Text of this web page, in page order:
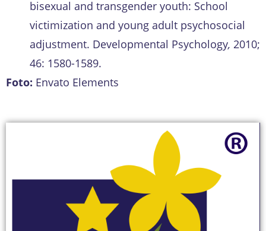
bisexual and transgender youth: School
victimization and young adult psychosocial
adjustment. Developmental Psychology, 2010;
46: 1580-1589.
Foto: Envato Elements